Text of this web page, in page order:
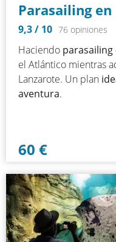
Parasailing
9,3/ 10 76 opiniones
Haciendo parasailing
el Atlántico mientras
Lanzarote. Un plan
aventura.
60 €